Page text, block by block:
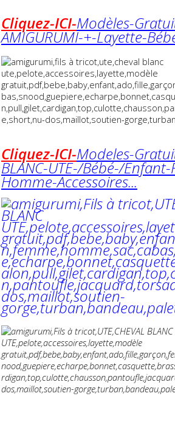
Cliquez-ICI-Modèles-
AMIGURUMI-+-Layette-
Cliquez-ICI-Modeles-
BLANC-UTE-/Bébé-/
Homme-Accessoires...